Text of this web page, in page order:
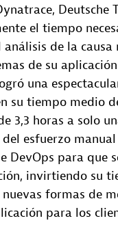
Deutsche
el tiempo
de la causa
de su
una
su tiempo medio
3,3 horas a solo
del esfuerzo
DevOps para que
invirtiendo su
formas de
para los